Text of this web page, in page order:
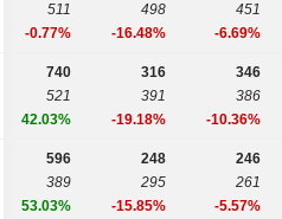
511
-0.77%
498
-16.48%
451
-6.69%
740
521
42.03%
316
391
-19.18%
346
386
-10.36%
596
389
53.03%
248
295
-15.85%
246
261
-5.57%